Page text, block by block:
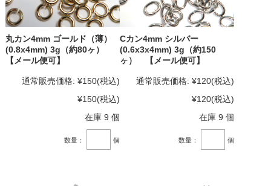
丸カン4mm ゴールド（薄）
(0.8x4mm) 3g（約80ヶ）
【メール便可】
通常販売価格: ¥150(税込)
¥150(税込)
在庫 9 個
数量： 個
Cカン4mm シルバー
(0.6x3x4mm) 3g（約150
ヶ） 【メール便可】
通常販売価格: ¥120(税込)
¥120(税込)
在庫 9 個
数量： 個